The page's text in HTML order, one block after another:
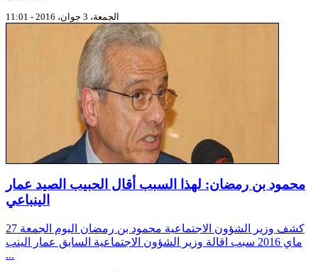
الجمعة، 3 جوان، 2016 - 11:01
محمود بن رمضان: لهذا السبب أقال الحبيب الصيد عمار
الينباعي
كشف وزير الشؤون الاجتماعية محمود بن رمضان اليوم الجمعة 27
ماي 2016 سبب اقالة وزير الشؤون الاجتماعية السابق عمار الينب
...